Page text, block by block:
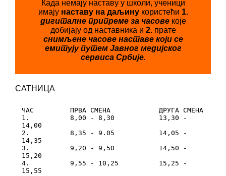
Када немају наставу у школи, ученици
имају наставу на даљинукористећи 1.
дигиталне припреме за часовекоје
добијају од наставника и 2. прате
снимљене часове наставе који се
емитују путем Јавног медијског
сервиса Србије.
САТНИЦА
ЧАС         ПРВА СМЕНА            ДРУГА СМЕНА
1.          8,00 - 8,30           13,30 -
14,00
2.          8,35 - 9.05           14,05 -
14,35
3.          9,20 - 9,50           14,50 -
15,20
4.          9,55 - 10,25          15,25 -
15,55